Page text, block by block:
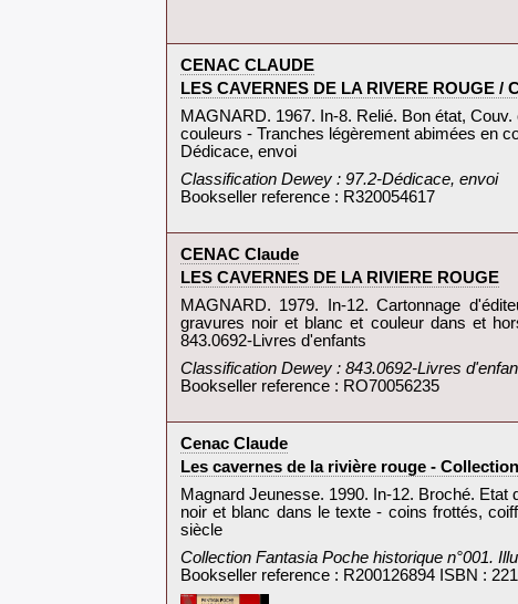
‎CENAC CLAUDE‎
‎LES CAVERNES DE LA RIVERE ROUGE /
‎MAGNARD. 1967. In-8. Relié. Bon état,
couleurs - Tranches légèrement abimées en
Dédicace, envoi‎
‎Classification Dewey : 97.2-Dédicace, envoi‎
Bookseller reference : R320054617
‎CENAC Claude‎
‎LES CAVERNES DE LA RIVIERE ROUGE‎
‎MAGNARD. 1979. In-12. Cartonnage
gravures noir et blanc et couleur dans et
843.0692-Livres d'enfants‎
‎Classification Dewey : 843.0692-Livres
Bookseller reference : RO70056235
‎Cenac Claude‎
‎Les cavernes de la rivière rouge -
‎Magnard Jeunesse. 1990. In-12. Broché.
noir et blanc dans le texte - coins frottés,
siècle‎
‎Collection Fantasia Poche historique n°001.
Bookseller reference : R200126894 ISBN :